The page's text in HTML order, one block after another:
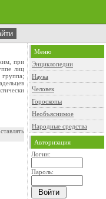
при
лиц
Меню
Энциклопедии
Наука
Человек
Гороскопы
Необъяснимое
Народные средства
Авторизация
Логин:
Пароль: